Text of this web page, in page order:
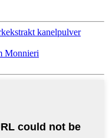
kanelpulver
Monnieri